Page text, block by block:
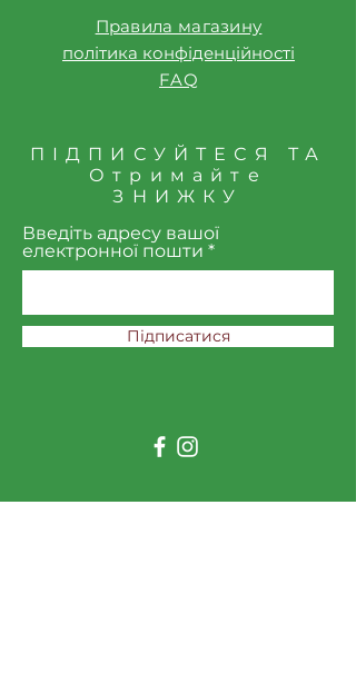
Правила магазину
політика конфіденційності
FAQ
ПІДПИСУЙТЕСЯ ТА
Отримайте
ЗНИЖКУ
Введіть адресу вашої
електронної пошти
Підписатися